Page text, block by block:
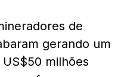
de
gerando um
milhões